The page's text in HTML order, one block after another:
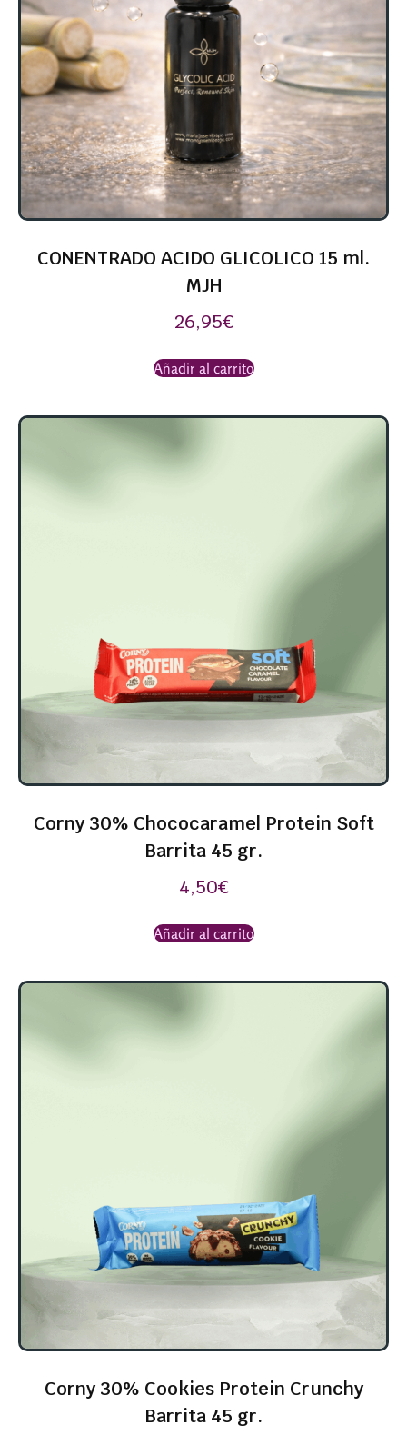
CONENTRADO ACIDO GLICOLICO 15 ml.
MJH
26,95€
Añadir al carrito
Corny 30% Chococaramel Protein Soft
Barrita 45 gr.
4,50€
Añadir al carrito
Corny 30% Cookies Protein Crunchy
Barrita 45 gr.